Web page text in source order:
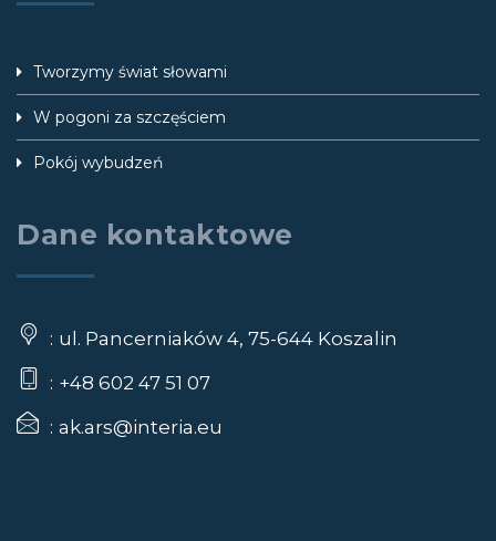
Tworzymy świat słowami
W pogoni za szczęściem
Pokój wybudzeń
Dane kontaktowe
ul. Pancerniaków 4, 75-644 Koszalin
+48 602 47 51 07
ak.ars@interia.eu